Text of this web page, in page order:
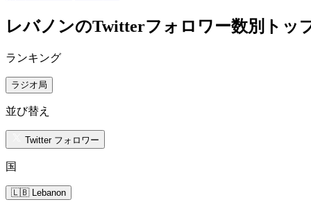
レバノンのTwitterフォロワー数別トッ
ランキング
ラジオ局
並び替え
Twitter フォロワー
国
🇱🇧 Lebanon